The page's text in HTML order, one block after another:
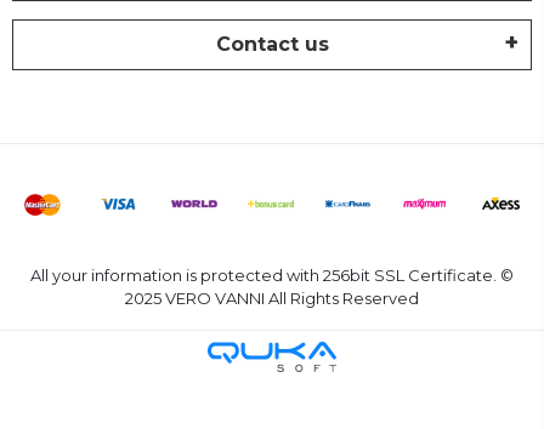
Contact us
All your information is protected with 256bit SSL Certificate. ©
2025 VERO VANNI All Rights Reserved